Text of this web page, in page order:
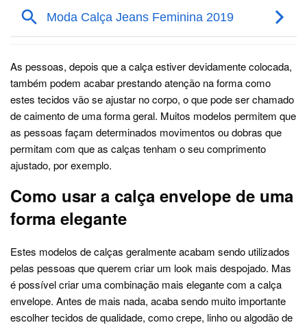
As pessoas, depois que a calça estiver devidamente colocada,
também podem acabar prestando atenção na forma como
estes tecidos vão se ajustar no corpo, o que pode ser chamado
de caimento de uma forma geral. Muitos modelos permitem que
as pessoas façam determinados movimentos ou dobras que
permitam com que as calças tenham o seu comprimento
ajustado, por exemplo.
Como usar a calça envelope de uma
forma elegante
Estes modelos de calças geralmente acabam sendo utilizados
pelas pessoas que querem criar um look mais despojado. Mas
é possível criar uma combinação mais elegante com a calça
envelope. Antes de mais nada, acaba sendo muito importante
escolher tecidos de qualidade, como crepe, linho ou algodão de